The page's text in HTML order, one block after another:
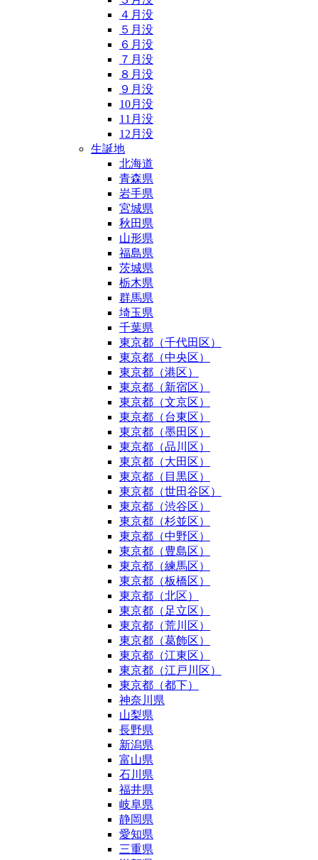
４月没
５月没
６月没
７月没
８月没
９月没
10月没
11月没
12月没
生誕地
北海道
青森県
岩手県
宮城県
秋田県
山形県
福島県
茨城県
栃木県
群馬県
埼玉県
千葉県
東京都（千代田区）
東京都（中央区）
東京都（港区）
東京都（新宿区）
東京都（文京区）
東京都（台東区）
東京都（墨田区）
東京都（品川区）
東京都（大田区）
東京都（目黒区）
東京都（世田谷区）
東京都（渋谷区）
東京都（杉並区）
東京都（中野区）
東京都（豊島区）
東京都（練馬区）
東京都（板橋区）
東京都（北区）
東京都（足立区）
東京都（荒川区）
東京都（葛飾区）
東京都（江東区）
東京都（江戸川区）
東京都（都下）
神奈川県
山梨県
長野県
新潟県
富山県
石川県
福井県
岐阜県
静岡県
愛知県
三重県